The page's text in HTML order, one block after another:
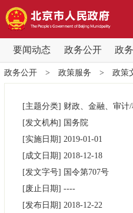
要闻动态 政务公开 政
要闻动态
党中央精神 国务
北京要闻 会议
政务公开
市领导
政务公开> 政策服务 > 政策
[主题分类] 财政、金融、审计
[发文机构] 国务院
[实施日期] 2019-01-01
[成文日期] 2018-12-18
[发文字号] 国令第707号
[废止日期] ----
[发布日期] 2018-12-22